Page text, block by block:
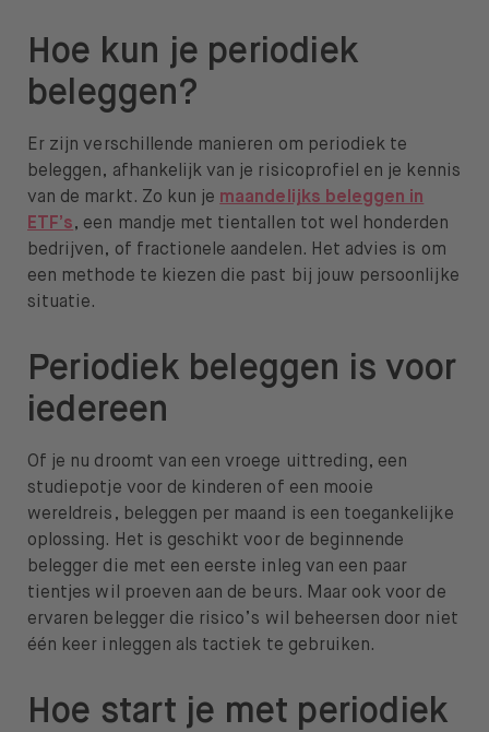
Hoe kun je periodiek
beleggen?
Er zijn verschillende manieren om periodiek te
beleggen, afhankelijk van je risicoprofiel en je kennis
van de markt. Zo kun je maandelijks beleggen in
ETF’s, een mandje met tientallen tot wel honderden
bedrijven, of fractionele aandelen. Het advies is om
een methode te kiezen die past bij jouw persoonlijke
situatie.
Periodiek beleggen is voor
iedereen
Of je nu droomt van een vroege uittreding, een
studiepotje voor de kinderen of een mooie
wereldreis, beleggen per maand is een toegankelijke
oplossing. Het is geschikt voor de beginnende
belegger die met een eerste inleg van een paar
tientjes wil proeven aan de beurs. Maar ook voor de
ervaren belegger die risico’s wil beheersen door niet
één keer inleggen als tactiek te gebruiken.
Hoe start je met periodiek